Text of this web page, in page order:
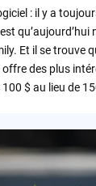
: il y a
Et il se trouve
des plus
$ au lieu de